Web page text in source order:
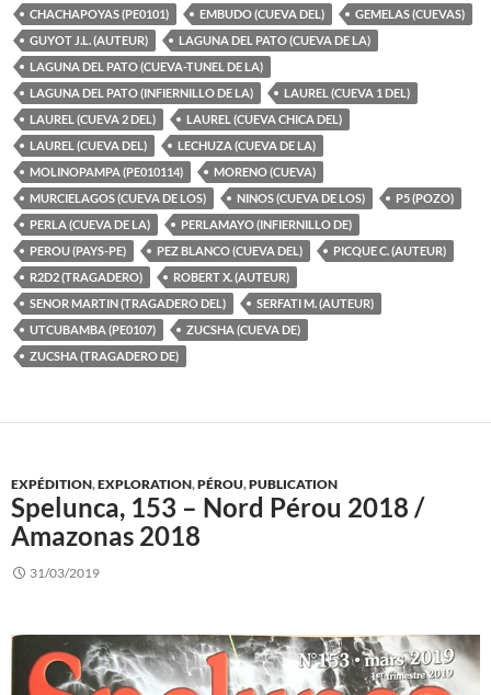
CHACHAPOYAS (PE0101)
EMBUDO (CUEVA DEL)
GEMELAS (CUEVAS)
GUYOT J.L. (AUTEUR)
LAGUNA DEL PATO (CUEVA DE LA)
LAGUNA DEL PATO (CUEVA-TUNEL DE LA)
LAGUNA DEL PATO (INFIERNILLO DE LA)
LAUREL (CUEVA 1 DEL)
LAUREL (CUEVA 2 DEL)
LAUREL (CUEVA CHICA DEL)
LAUREL (CUEVA DEL)
LECHUZA (CUEVA DE LA)
MOLINOPAMPA (PE010114)
MORENO (CUEVA)
MURCIELAGOS (CUEVA DE LOS)
NINOS (CUEVA DE LOS)
P5 (POZO)
PERLA (CUEVA DE LA)
PERLAMAYO (INFIERNILLO DE)
PEROU (PAYS-PE)
PEZ BLANCO (CUEVA DEL)
PICQUE C. (AUTEUR)
R2D2 (TRAGADERO)
ROBERT X. (AUTEUR)
SENOR MARTIN (TRAGADERO DEL)
SERFATI M. (AUTEUR)
UTCUBAMBA (PE0107)
ZUCSHA (CUEVA DE)
ZUCSHA (TRAGADERO DE)
EXPÉDITION,EXPLORATION,PÉROU,PUBLICATION
Spelunca, 153 – Nord Pérou 2018 /
Amazonas 2018
31/03/2019